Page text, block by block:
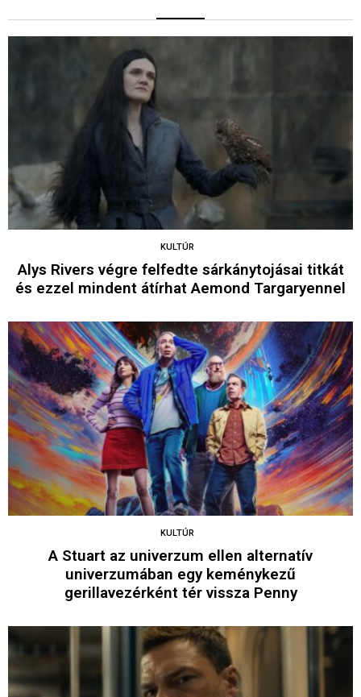
KULTÚR
Alys Rivers végre felfedte sárkánytojásai titkát
és ezzel mindent átírhat Aemond Targaryennel
KULTÚR
A Stuart az univerzum ellen alternatív
univerzumában egy keménykezű
gerillavezérként tér vissza Penny